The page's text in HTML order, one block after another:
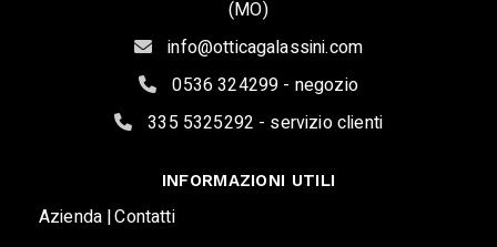
(MO)
info@otticagalassini.com
0536 324299 - negozio
335 5325292 - servizio clienti
INFORMAZIONI UTILI
Azienda |Contatti